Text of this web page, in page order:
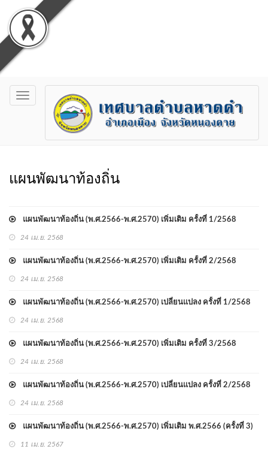
Toggle
navigation
แผนพัฒนาท้องถิ่น
แผนพัฒนาท้องถิ่น (พ.ศ.2566-พ.ศ.2570) เพิ่มเติม ครั้งที่ 1/2568
24 เม.ย. 2568
แผนพัฒนาท้องถิ่น (พ.ศ.2566-พ.ศ.2570) เพิ่มเติม ครั้งที่ 2/2568
24 เม.ย. 2568
แผนพัฒนาท้องถิ่น (พ.ศ.2566-พ.ศ.2570) เปลี่ยนแปลง ครั้งที่ 1/2568
24 เม.ย. 2568
แผนพัฒนาท้องถิ่น (พ.ศ.2566-พ.ศ.2570) เพิ่มเติม ครั้งที่ 3/2568
24 เม.ย. 2568
แผนพัฒนาท้องถิ่น (พ.ศ.2566-พ.ศ.2570) เปลี่ยนแปลง ครั้งที่ 2/2568
24 เม.ย. 2568
แผนพัฒนาท้องถิ่น (พ.ศ.2566-พ.ศ.2570) เพิ่มเติม พ.ศ.2566 (ครั้งที่ 3)
11 เม.ย. 2567